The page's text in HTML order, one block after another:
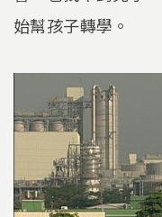
始幫孩子轉學。